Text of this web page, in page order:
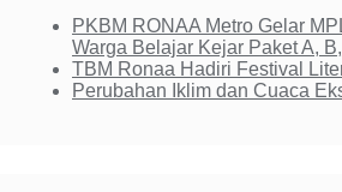
PKBM RONAA Metro Gelar
Warga Belajar Kejar Paket A,
TBM Ronaa Hadiri Festival
Perubahan Iklim dan Cuaca